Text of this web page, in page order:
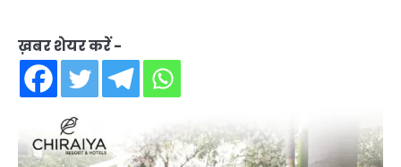
ख़बर शेयर करें -